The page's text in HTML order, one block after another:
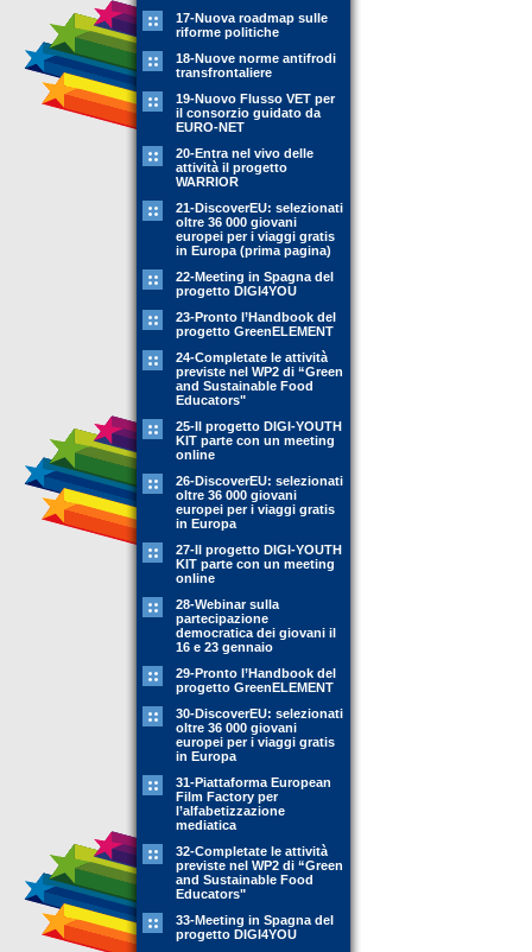
17-Nuova roadmap sulle
riforme politiche
18-Nuove norme antifrodi
transfrontaliere
19-Nuovo Flusso VET per
il consorzio guidato da
EURO-NET
20-Entra nel vivo delle
attività il progetto
WARRIOR
21-DiscoverEU: selezionati
oltre 36 000 giovani
europei per i viaggi gratis
in Europa (prima pagina)
22-Meeting in Spagna del
progetto DIGI4YOU
23-Pronto l’Handbook del
progetto GreenELEMENT
24-Completate le attività
previste nel WP2 di “Green
and Sustainable Food
Educators"
25-Il progetto DIGI-YOUTH
KIT parte con un meeting
online
26-DiscoverEU: selezionati
oltre 36 000 giovani
europei per i viaggi gratis
in Europa
27-Il progetto DIGI-YOUTH
KIT parte con un meeting
online
28-Webinar sulla
partecipazione
democratica dei giovani il
16 e 23 gennaio
29-Pronto l’Handbook del
progetto GreenELEMENT
30-DiscoverEU: selezionati
oltre 36 000 giovani
europei per i viaggi gratis
in Europa
31-Piattaforma European
Film Factory per
l’alfabetizzazione
mediatica
32-Completate le attività
previste nel WP2 di “Green
and Sustainable Food
Educators"
33-Meeting in Spagna del
progetto DIGI4YOU